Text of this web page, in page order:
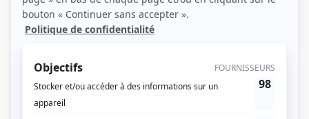
Les héritiers DuvalRéalisateur
Montréal P.Q.Réalisateur
Le Gutenberg